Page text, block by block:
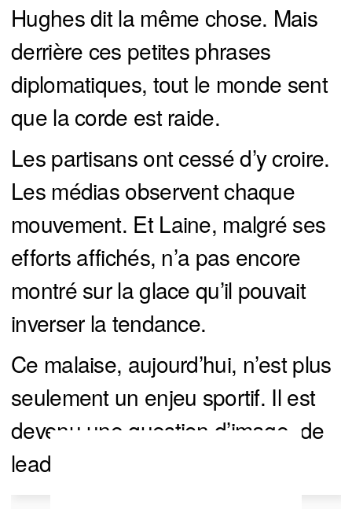
Hughes dit la même chose. Mais
derrière ces petites phrases
diplomatiques, tout le monde sent
que la corde est raide.
Les partisans ont cessé d’y croire.
Les médias observent chaque
mouvement. Et Laine, malgré ses
efforts affichés, n’a pas encore
montré sur la glace qu’il pouvait
inverser la tendance.
Ce malaise, aujourd’hui, n’est plus
seulement un enjeu sportif. Il est
devenu une question d’image, de
leadership et de crédibilité.